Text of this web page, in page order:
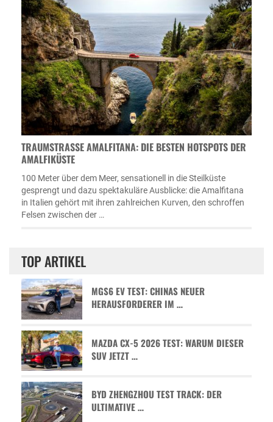
TRAUMSTRASSE AMALFITANA: DIE BESTEN HOTSPOTS DER A
MALFIKÜSTE
100 Meter über dem Meer, sensationell in die Steilküste
gesprengt und dazu spektakuläre Ausblicke: die Amalfitana
in Italien gehört mit ihren zahlreichen Kurven, den schroffen
Felsen zwischen der …
TOP ARTIKEL
MGS6 EV TEST: CHINAS NEUER
HERAUSFORDERER IM …
MAZDA CX-5 2026 TEST: WARUM DIESER
SUV JETZT …
BYD ZHENGZHOU TEST TRACK: DER
ULTIMATIVE …